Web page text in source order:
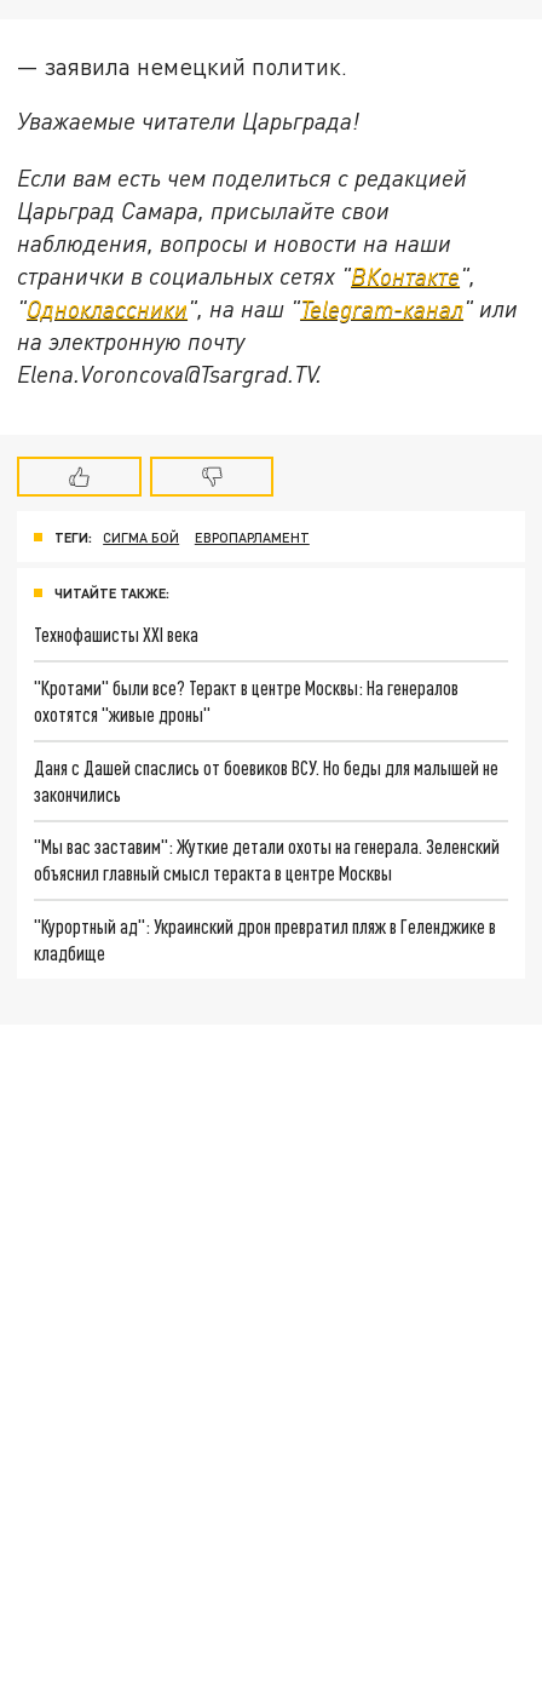
— заявила немецкий политик.
Уважаемые читатели Царьграда!
Если вам есть чем поделиться с редакцией
Царьград Самара, присылайте свои
наблюдения, вопросы и новости на наши
странички в социальных сетях "ВКонтакте",
"Одноклассники", на наш "Telegram-канал" или
на электронную почту
Elena.Voroncova@Tsargrad.TV.
ТЕГИ: СИГМА БОЙ ЕВРОПАРЛАМЕНТ
ЧИТАЙТЕ ТАКЖЕ:
Технофашисты XXI века
"Кротами" были все? Теракт в центре Москвы: На генералов
охотятся "живые дроны"
Даня с Дашей спаслись от боевиков ВСУ. Но беды для малышей не
закончились
"Мы вас заставим": Жуткие детали охоты на генерала. Зеленский
объяснил главный смысл теракта в центре Москвы
"Курортный ад": Украинский дрон превратил пляж в Геленджике в
кладбище